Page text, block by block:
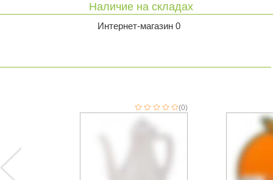
Наличие на складах
Интернет-магазин 0
(0)